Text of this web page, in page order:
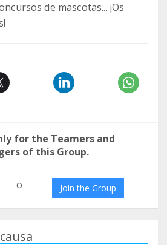
de mascotas... ¡Os
for the Teamers and
of this Group.
o Join the Group